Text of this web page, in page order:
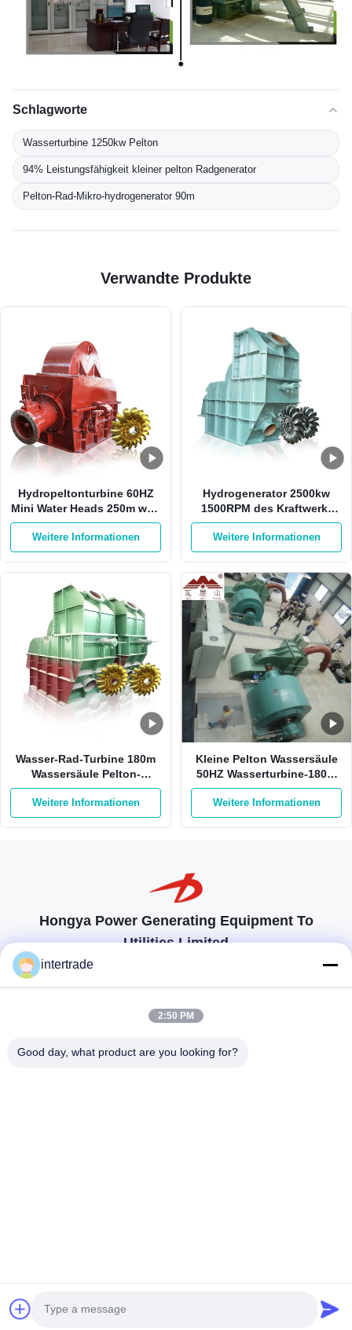
Schlagworte
Wasserturbine 1250kw Pelton
94% Leistungsfähigkeit kleiner pelton Radgenerator
Pelton-Rad-Mikro-hydrogenerator 90m
Verwandte Produkte
Hydropeltonturbine 60HZ
Mini Water Heads 250m weg
Rad-der Turbine von der
Sticheleien-500RPM Pelton
Weitere Informationen
Hydrogenerator 2500kw
1500RPM des Kraftwerk-
HPP Pelton mit 1 Düse
Weitere Informationen
Wasser-Rad-Turbine 180m
Wassersäule Pelton-
Wasserturbine-550Kw
750kw Pelton
Weitere Informationen
Kleine Pelton Wassersäule
50HZ Wasserturbine-180m
auf Sticheleien-Edelstahl
Weitere Informationen
Hongya Power Generating Equipment To
Utilities Limited
Maßgeschneiderte Lösungen zur Erfüllung der Kundenanforderungen
86-28-37561966-8:00
Copyright © 2022-2026 Hongya Power Generating Equipment To Utilities
Limited. Alle Rechte vorbehalten.
intertrade
2:50 PM
Good day, what product are you looking for?